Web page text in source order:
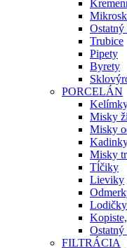
Ostatný
Trubice
Pipety
Byrety
PORCELÁN
Misky
Misky
Misky
Tĺčiky
Lieviky
Lodičky
Ostatný
FILTRÁCIA